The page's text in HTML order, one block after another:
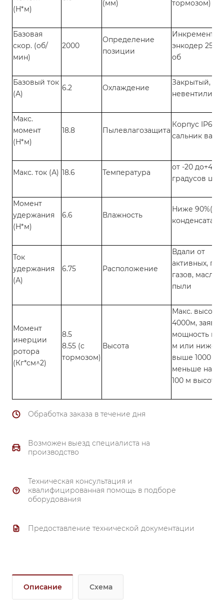
(Н*м)
(мм)
тормозом)
Базовая
скор. (об/
мин)
2000
Определение
позиции
энкодер
об
Базовый ток
(А)
6.2 Охлаждение
Закрытый,
Макс.
момент
(Н*м)
18.8 Пылевлагозащита
Корпус IP65,
сальник вала
Макс. ток (А) 18.6 Температура
от -20 до+40
градусов
Момент
удержания
(Н*м)
6.6 Влажность
Ниже 90%(
конденсата)
Ток
удержания
(А)
6.75 Расположение
Вдали от
активных,
газов, масла и
пыли
Момент
инерции
ротора
(Кг*см^2)
8.5
8.55 (с
тормозом)
Высота
Макс. высота
4000м,
мощность на
м или ниже,
выше 1000 м-
меньше на 1.5
100 м высоты
Обработка заказа в течение дня
Возможен выезд специалиста на
производство
Техническая консультация и
квалифицированная помощь в подборе
оборудования
Предоставление технической документации
Описание Схема